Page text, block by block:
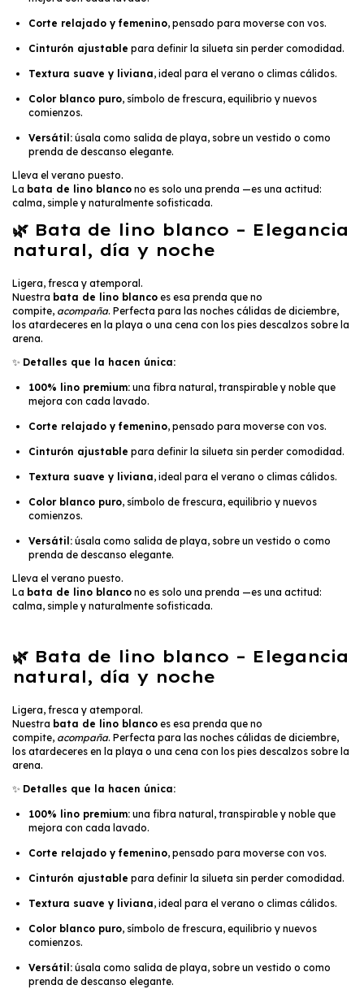
Corte relajado y femenino, pensado para moverse con vos.
Cinturón ajustable para definir la silueta sin perder comodidad.
Textura suave y liviana, ideal para el verano o climas cálidos.
Color blanco puro, símbolo de frescura, equilibrio y nuevos
comienzos.
Versátil: úsala como salida de playa, sobre un vestido o como
prenda de descanso elegante.
Lleva el verano puesto.
La bata de lino blanco no es solo una prenda —es una actitud:
calma, simple y naturalmente sofisticada.
🌿 Bata de lino blanco – Elegancia
natural, día y noche
Ligera, fresca y atemporal.
Nuestra bata de lino blanco es esa prenda que no
compite, acompaña. Perfecta para las noches cálidas de diciembre,
los atardeceres en la playa o una cena con los pies descalzos sobre la
arena.
✨ Detalles que la hacen única:
100% lino premium: una fibra natural, transpirable y noble que
mejora con cada lavado.
Corte relajado y femenino, pensado para moverse con vos.
Cinturón ajustable para definir la silueta sin perder comodidad.
Textura suave y liviana, ideal para el verano o climas cálidos.
Color blanco puro, símbolo de frescura, equilibrio y nuevos
comienzos.
Versátil: úsala como salida de playa, sobre un vestido o como
prenda de descanso elegante.
Lleva el verano puesto.
La bata de lino blanco no es solo una prenda —es una actitud:
calma, simple y naturalmente sofisticada.
🌿 Bata de lino blanco – Elegancia
natural, día y noche
Ligera, fresca y atemporal.
Nuestra bata de lino blanco es esa prenda que no
compite, acompaña. Perfecta para las noches cálidas de diciembre,
los atardeceres en la playa o una cena con los pies descalzos sobre la
arena.
✨ Detalles que la hacen única:
100% lino premium: una fibra natural, transpirable y noble que
mejora con cada lavado.
Corte relajado y femenino, pensado para moverse con vos.
Cinturón ajustable para definir la silueta sin perder comodidad.
Textura suave y liviana, ideal para el verano o climas cálidos.
Color blanco puro, símbolo de frescura, equilibrio y nuevos
comienzos.
Versátil: úsala como salida de playa, sobre un vestido o como
prenda de descanso elegante.